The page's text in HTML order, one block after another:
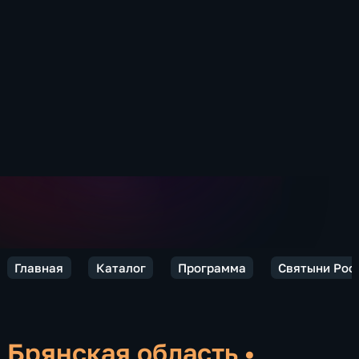
Главная Каталог Программа Святыни
Брянская область •